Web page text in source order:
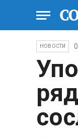
НОВОСТИ